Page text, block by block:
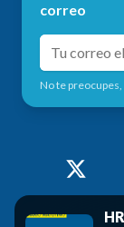
correo
No te